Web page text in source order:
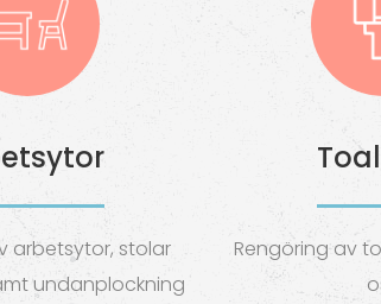
arbetsytor, stolar
undanplockning
Rengöring av